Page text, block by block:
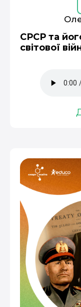
СРСР та
світової